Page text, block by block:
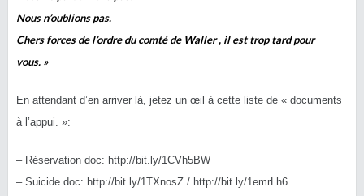
Nous n’oublions pas.
Chers forces de l’ordre du comté de Waller , il est trop tard pour
vous. »
En attendant d’en arriver là, jetez un œil à cette liste de « documents
à l’appui. »:
– Réservation doc: http://bit.ly/1CVh5BW
– Suicide doc: http://bit.ly/1TXnosZ / http://bit.ly/1emrLh6